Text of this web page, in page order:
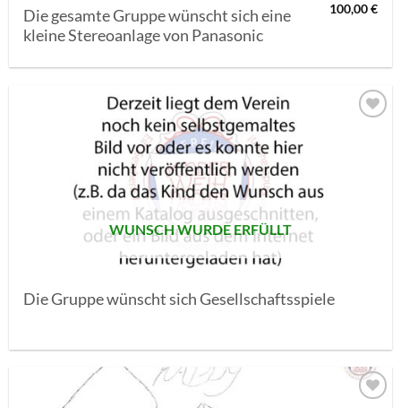
Die gesamte Gruppe wünscht sich eine
kleine Stereoanlage von Panasonic
100,00€
WUNSCH WURDE ERFÜLLT
Die Gruppe wünscht sich Gesellschaftsspiele